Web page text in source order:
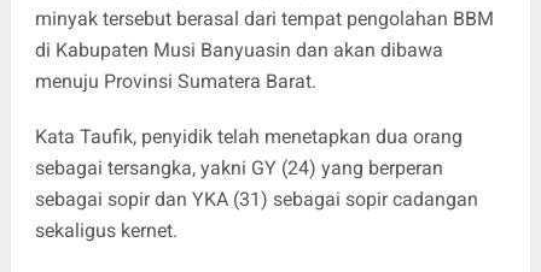
minyak tersebut berasal dari tempat pengolahan BBM
di Kabupaten Musi Banyuasin dan akan dibawa
menuju Provinsi Sumatera Barat.
Kata Taufik, penyidik telah menetapkan dua orang
sebagai tersangka, yakni GY (24) yang berperan
sebagai sopir dan YKA (31) sebagai sopir cadangan
sekaligus kernet.